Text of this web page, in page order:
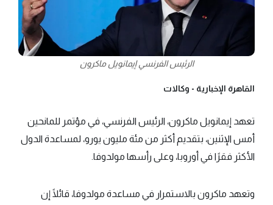
الرئيس الفرنسي إيمانويل ماكرون
القاهرة الإخبارية - وكالات
تعهد إيمانويل ماكرون، الرئيس الفرنسي، في مؤتمر للمانحين
أمس الإثنين، بتقديم أكثر من مئة مليون يورو، لمساعدة الدول
الأكثر فقرًا في أوروبا، وعلى رأسها مولدوفا.
وتعهد ماكرون بالاستمرار في مساعدة مولدوفا، قائلًا إن